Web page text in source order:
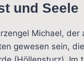
und Seele
Michael,
gewesen sein,